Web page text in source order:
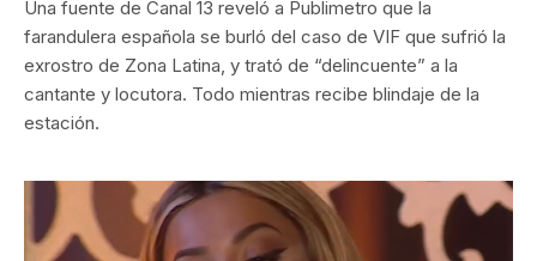
Una fuente de Canal 13 reveló a Publimetro que la
farandulera española se burló del caso de VIF que sufrió la
exrostro de Zona Latina, y trató de “delincuente” a la
cantante y locutora. Todo mientras recibe blindaje de la
estación.